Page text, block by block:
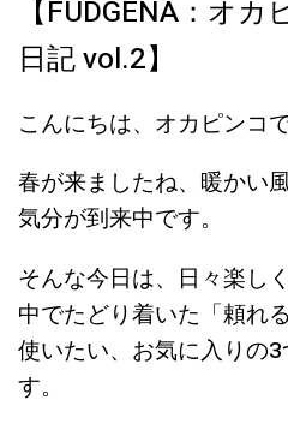
【FUDGENA：オ
日記 vol.2】
こんにちは、オカピンコで
春が来ましたね、暖かい
気分が到来中です。
そんな今日は、日々楽し
中でたどり着いた「頼れ
使いたい、お気に入りの
す。